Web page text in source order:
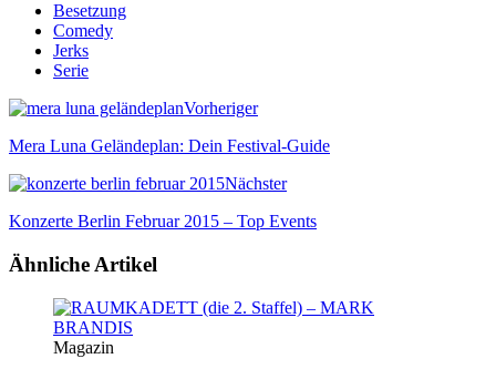
Besetzung
Comedy
Jerks
Serie
Vorheriger
Mera Luna Geländeplan: Dein Festival-Guide
Nächster
Konzerte Berlin Februar 2015 – Top Events
Ähnliche Artikel
Magazin